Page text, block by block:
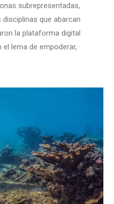
subrepresentadas,
que abarcan
la plataforma digital
lema de empoderar,